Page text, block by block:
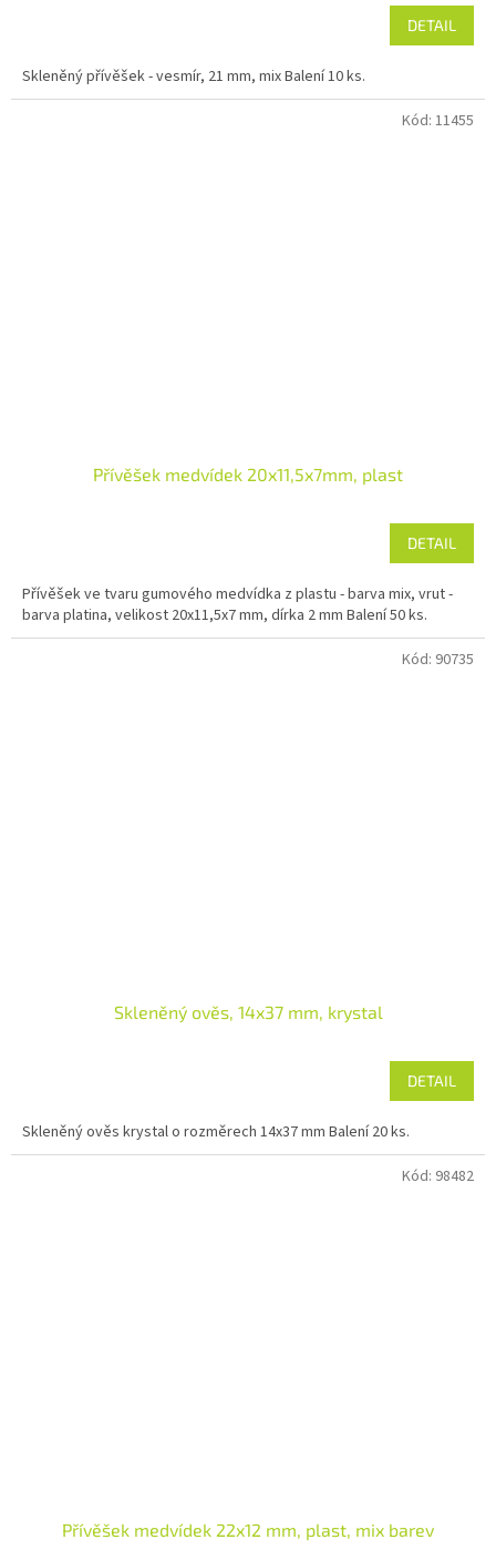
DETAIL
Skleněný přívěšek - vesmír, 21 mm, mix Balení 10 ks.
Přívěšek medvídek 20x11,5x7mm, plast
DETAIL
Přívěšek ve tvaru gumového medvídka z plastu - barva mix, vrut -
barva platina, velikost 20x11,5x7 mm, dírka 2 mm Balení 50 ks.
Kód: 11455
Skleněný ověs, 14x37 mm, krystal
DETAIL
Skleněný ověs krystal o rozměrech 14x37 mm Balení 20 ks.
Kód: 90735
Přívěšek medvídek 22x12 mm, plast, mix barev
Kód: 98482